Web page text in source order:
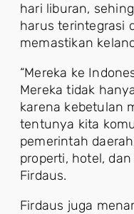
hari liburan,
harus terintegrasi
memastikan
“Mereka ke
Mereka tidak
karena kebetulan
tentunya kita
pemerintah
properti, hotel,
Firdaus.
Firdaus juga